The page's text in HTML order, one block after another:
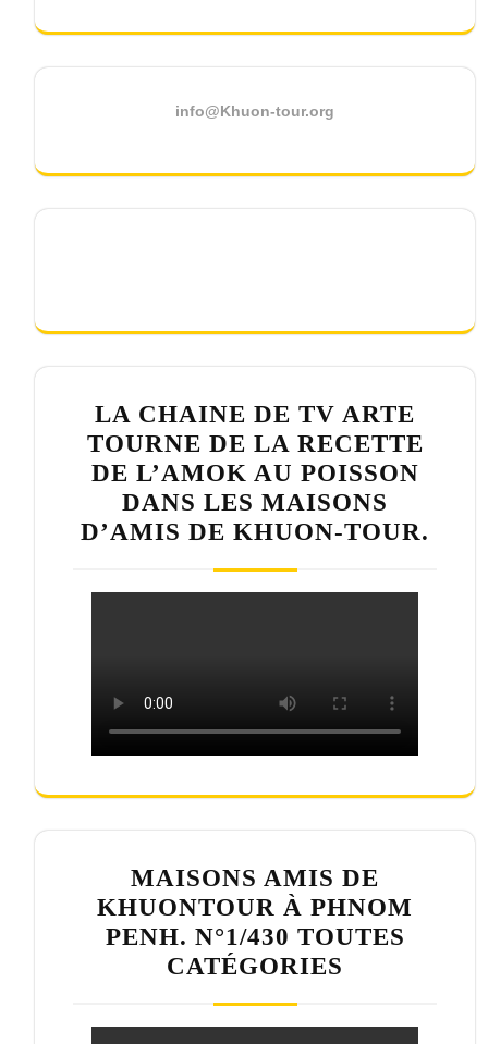
info@Khuon-tour.org
LA CHAINE DE TV ARTE
TOURNE DE LA RECETTE
DE L’AMOK AU POISSON
DANS LES MAISONS
D’AMIS DE KHUON-TOUR.
MAISONS AMIS DE
KHUONTOUR À PHNOM
PENH. N°1/430 TOUTES
CATÉGORIES